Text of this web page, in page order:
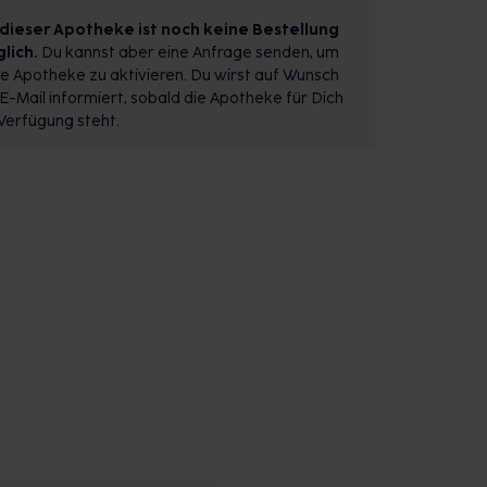
Apotheke ist noch keine Bestellung
Du kannst aber eine Anfrage senden, um
Apotheke zu aktivieren. Du wirst auf Wunsch
Mail informiert, sobald die Apotheke für Dich
steht.